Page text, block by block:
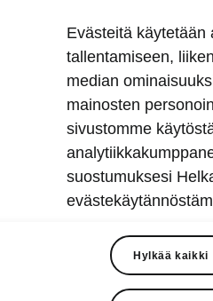
Osta Škoda verkossa
Škoda Yksityisleasing
Škodan Vakuutus
Škoda 4×4 -mallit
Škoda-katumaasturimallit
Alkuperäiset Škoda-varaosat
Evästeitä käytetään
tallentamiseen,
median
mainosten
sivustomme
suostumuksesi
Hylkää kaikki